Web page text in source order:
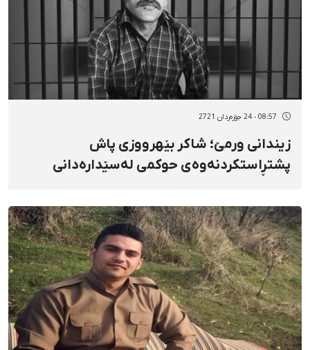
08:57 - 24 جۆزەردان 2721
زیندانی ورمێ؛ شاکر بێهرووزی پاش
پشتڕاستکردنەوەی حوکمی لەسێدارەدانی